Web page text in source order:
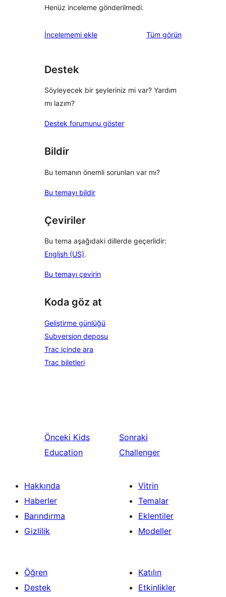
Henüz inceleme gönderilmedi.
İncelememi ekle Tüm değerlendirmeleri
görün
Destek
Söyleyecek bir şeyleriniz mi var? Yardım
mı lazım?
Destek forumunu göster
Bildir
Bu temanın önemli sorunları var mı?
Bu temayı bildir
Çeviriler
Bu tema aşağıdaki dillerde geçerlidir:
English (US).
Bu temayı çevirin
Koda göz at
Geliştirme günlüğü
Subversion deposu
Trac içinde ara
Trac biletleri
Önceki Kids
Education
Sonraki
Challenger
Hakkında
Haberler
Barındırma
Gizlilik
Vitrin
Temalar
Eklentiler
Modeller
Öğren
Destek
Katılın
Etkinlikler